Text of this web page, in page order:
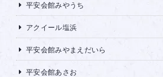
平安会館みやうち
アクイール塩浜
平安会館みやまえだいら
平安会館あさお